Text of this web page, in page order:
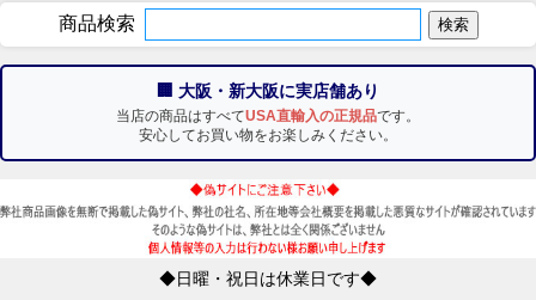
商品検索
🏢 大阪・新大阪に実店舗あり
当店の商品はすべてUSA直輸入の正規品です。
安心してお買い物をお楽しみください。
◆日曜・祝日は休業日です◆